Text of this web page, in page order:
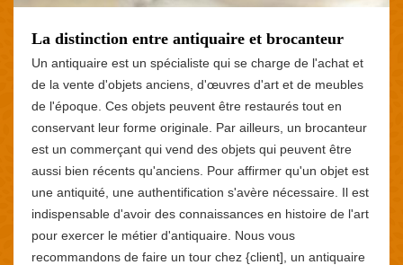
La distinction entre antiquaire et brocanteur
Un antiquaire est un spécialiste qui se charge de l'achat et
de la vente d'objets anciens, d'œuvres d'art et de meubles
de l'époque. Ces objets peuvent être restaurés tout en
conservant leur forme originale. Par ailleurs, un brocanteur
est un commerçant qui vend des objets qui peuvent être
aussi bien récents qu'anciens. Pour affirmer qu'un objet est
une antiquité, une authentification s'avère nécessaire. Il est
indispensable d'avoir des connaissances en histoire de l'art
pour exercer le métier d'antiquaire. Nous vous
recommandons de faire un tour chez {client], un antiquaire